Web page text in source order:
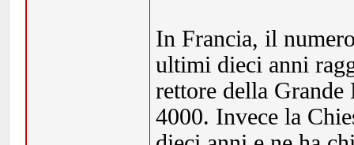
In Francia, il
ultimi dieci anni
rettore della
4000. Invece la